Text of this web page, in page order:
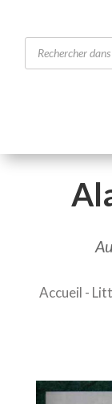
Recherche
de
produits
Accueil -